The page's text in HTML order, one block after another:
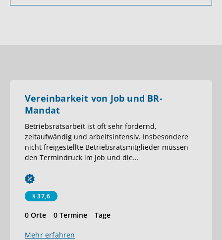
Vereinbarkeit von Job und BR-
Mandat
Betriebsratsarbeit ist oft sehr fordernd,
zeitaufwändig und arbeitsintensiv. Insbesondere
nicht freigestellte Betriebsratsmitglieder müssen
den Termindruck im Job und die…
§ 37,6
0 Orte 0 Termine Tage
Mehr erfahren